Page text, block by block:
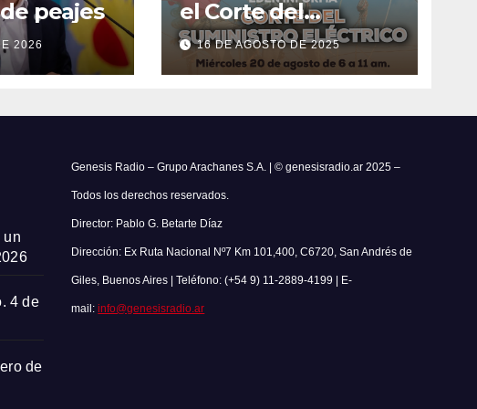
peajes
2026
el Corte del
Suministro Eléctrico
el 20 de agosto
16 DE AGOSTO DE 2025
un
4 de
de
Genesis Radio – Grupo Arachanes S.A. | © genesisradio.ar 2025 –
Todos los derechos reservados.
Director: Pablo G. Betarte Díaz
Dirección: Ex Ruta Nacional Nº7 Km 101,400, C6720, San Andrés de
Giles, Buenos Aires | Teléfono: (+54 9) 11-2889-4199 | E-
mail:info@genesisradio.ar